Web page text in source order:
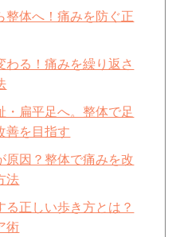
整体へ！痛みを防ぐ正
わる！痛みを繰り返さ
・扁平足へ。整体で足
善を目指す
原因？整体で痛みを改
法
正しい歩き方とは？
術